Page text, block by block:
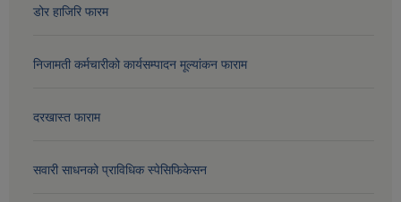
डोर हाजिरि फारम
निजामती कर्मचारीको कार्यसम्पादन मूल्यांकन फाराम
दरखास्त फाराम
सवारी साधनको प्राविधिक स्पेसिफिकेसन